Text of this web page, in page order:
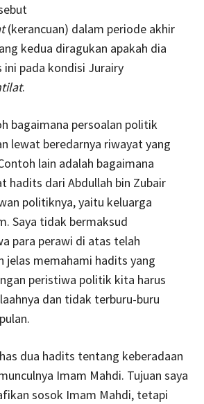
(kerancuan) dalam periode akhir
kedua diragukan apakah dia
pada kondisi Jurairy
.
bagaimana persoalan politik
lewat beredarnya riwayat yang
lain adalah bagaimana
hadits dari Abdullah bin Zubair
politiknya, yaitu keluarga
Saya tidak bermaksud
para perawi di atas telah
jelas memahami hadits yang
peristiwa politik kita harus
dan tidak terburu-buru
dua hadits tentang keberadaan
Imam Mahdi. Tujuan saya
sosok Imam Mahdi, tetapi